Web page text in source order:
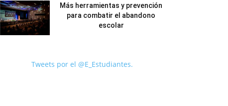
Más herramientas y prevención
para combatir el abandono
escolar
Tweets por el @E_Estudiantes.